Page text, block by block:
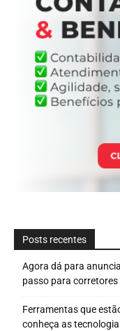
Posts recentes
Agora dá para
passo para corretores
Ferramentas que
conheça as